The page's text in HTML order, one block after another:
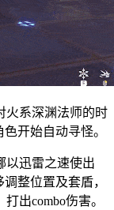
系深渊法师的时
开始自动寻怪。
迅雷之速使出
整位置及套盾，
出combo伤害。